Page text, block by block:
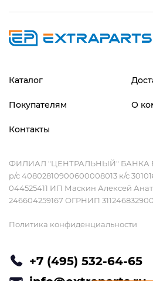
Каталог
Покупателям О
Контакты
ФИЛИАЛ "ЦЕНТРАЛЬНЫЙ" БАНКА
р/с 40802810900600008013 к/с
044525411 ИП Маскин Алексей
246604259167 ОГРНИП
Политика конфиденциальности
+7 (495) 532-64-65